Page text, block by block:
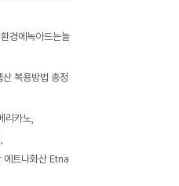
경에녹아드는놀
복용방법 총정
리카노
트나화산 Etna